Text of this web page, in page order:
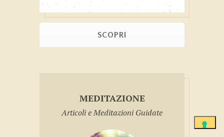
SCOPRI
MEDITAZIONE
Articoli e Meditazioni Guidate